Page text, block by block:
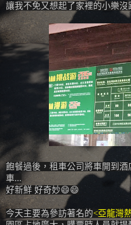
讓我不免又想起了家裡的小樂
飽餐過後，租車公司將車開到
車...
好新鮮 好奇妙😄😄
今天主要為參訪著名的<亞龍灣